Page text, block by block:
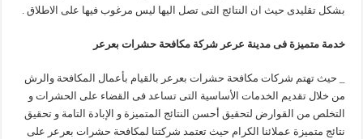
بشكل تقليدى حيث ان النتائج التى تصل اليها ليس مرغوب فيها على الاطلاق .
خدمة متميزة فى مدينة عرعر شركة مكافحة حشرات بعرعر
_ حيث تهتم شركات مكافحة حشرات بعرعر بالقيام بأعمال المكافحة والرش
من خلال تقديم الخدمات الأساسية التى تساعد فى القضاء على الحشرات و
التخلص من القوارض لتحقيق أحسن النتائج المتميزة و الإبادة التامة و تحقيق
نتائج متميزة عملائنا الكرام حيث تعتمد شركتنا لمكافحة حشرات بعرعر على